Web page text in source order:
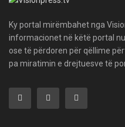
Ky portal mirëmbahet nga
informacionet në këtë portal
ose të përdoren për qëllime
pa miratimin e drejtuesve të